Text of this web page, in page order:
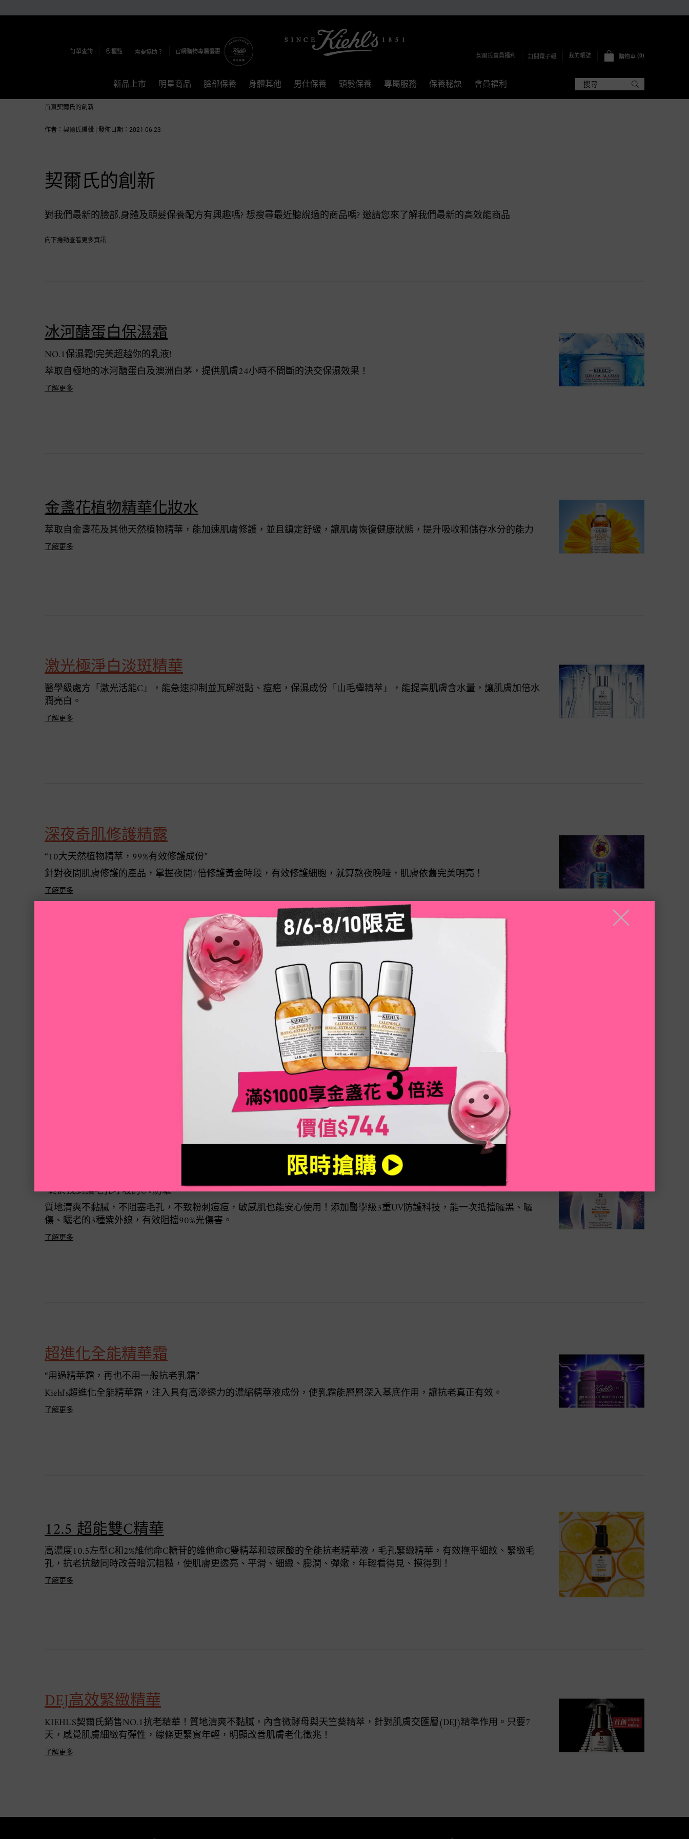
訂單查詢 櫃點 需要協助？ 官網購物專屬優惠
契爾氏會員福利 訂閱電子報 我的帳號 購物車 0
0 PRODUCT IN CART
新品上市 明星商品 臉部保養 身體其他 男仕保養 頭髮保養 專屬服務 保養秘訣 會員福利 搜尋
首頁 契爾氏的創新
作者：契爾氏編輯 | 發佈日期：2021-06-23
契爾氏的創新
對我們最新的臉部,身體及頭髮保養配方有興趣嗎? 想搜尋最近聽說過的商品嗎? 邀請您來了解我們最新的高效能商品
向下捲動查看更多資訊
冰河醣蛋白保濕霜
NO.1保濕霜!完美超越你的乳液!
萃取自極地的冰河醣蛋白及澳洲白茅，提供肌膚24小時不間斷的決交保濕效果！
了解更多
金盞花植物精華化妝水
萃取自金盞花及其他天然植物精華，能加速肌膚修護，並且鎮定舒緩，讓肌膚恢復健康狀態，提升吸收和儲存水分的能力
了解更多
激光極淨白淡斑精華
醫學級處方「激光活能C」，能急速抑制並瓦解斑點、痘疤，保濕成份「山毛櫸精萃」，能提高肌膚含水量，讓肌膚加倍水
潤亮白。
了解更多
深夜奇肌修護精露
“10大天然植物精萃，99%有效修護成份”
針對夜間肌膚修護的產品，掌握夜間7倍修護黃金時段，有效修護細胞，就算熬夜晚睡，肌膚依舊完美明亮！
了解更多
獨特的「瞬間轉水機制」，在眼霜接觸到肌膚的剎那，會立即由乳狀質地轉化為水狀質地，使眼霜服貼、更好吸收！
“終於找到讓毛孔呼吸的UV防曬”
質地清爽不黏膩，不阻塞毛孔，不致粉刺痘痘，敏感肌也能安心使用！添加醫學級3重UV防護科技，能一次抵擋曬黑、曬
傷、曬老的3種紫外線，有效阻擋90%光傷害。
了解更多
超進化全能精華霜
“用過精華霜，再也不用一般抗老乳霜”
Kiehl's超進化全能精華霜，注入具有高滲透力的濃縮精華液成份，使乳霜能層層深入基底作用，讓抗老真正有效。
了解更多
12.5 超能雙C精華
高濃度10.5左型C和2%維他命C糖苷的維他命C雙精萃和玻尿酸的全能抗老精華液，毛孔緊緻精華，有效撫平細紋、緊緻毛
孔，抗老抗皺同時改善暗沉粗糙，使肌膚更透亮、平滑、細緻、膨潤、彈嫩，年輕看得見、摸得到！
了解更多
DEJ高效緊緻精華
KIEHL'S契爾氏銷售NO.1抗老精華！質地清爽不黏膩，內含微酵母與天竺葵精萃，針對肌膚交匯層(DEJ)精準作用。只要7
天，感覺肌膚細緻有彈性，線條更緊實年輕，明顯改善肌膚老化徵兆！
了解更多
╳